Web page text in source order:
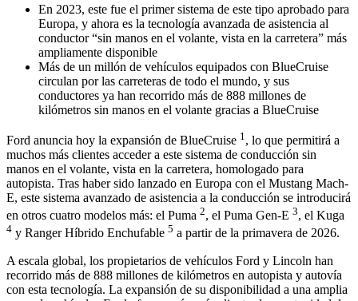
En 2023, este fue el primer sistema de este tipo aprobado para
Europa, y ahora es la tecnología avanzada de asistencia al
conductor “sin manos en el volante, vista en la carretera” más
ampliamente disponible
Más de un millón de vehículos equipados con BlueCruise
circulan por las carreteras de todo el mundo, y sus
conductores ya han recorrido más de 888 millones de
kilómetros sin manos en el volante gracias a BlueCruise
Ford anuncia hoy la expansión de BlueCruise 1 , lo que permitirá a
muchos más clientes acceder a este sistema de conducción sin
manos en el volante, vista en la carretera, homologado para
autopista. Tras haber sido lanzado en Europa con el Mustang Mach-
E, este sistema avanzado de asistencia a la conducción se introducirá
en otros cuatro modelos más: el Puma 2, el Puma Gen-E 3, el Kuga
4 y Ranger Híbrido Enchufable 5 a partir de la primavera de 2026.
A escala global, los propietarios de vehículos Ford y Lincoln han
recorrido más de 888 millones de kilómetros en autopista y autovía
con esta tecnología. La expansión de su disponibilidad a una amplia